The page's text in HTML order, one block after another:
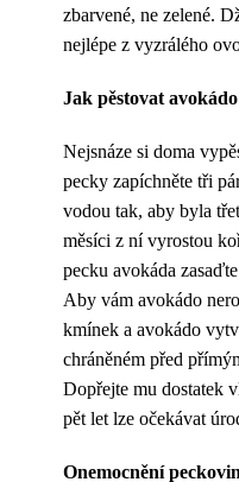
zbarvené, ne zelené.
nejlépe z vyzrálého
Jak pěstovat
Nejsnáze si doma
pecky zapíchněte tři
vodou tak, aby byla
měsíci z ní vyrostou
pecku avokáda
Aby vám avokádo
kmínek a avokádo
chráněném před
Dopřejte mu dostatek
pět let lze očekávat
Onemocnění